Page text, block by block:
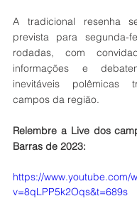
A tradicional resenha
prevista para segunda-
rodadas, com
informações e
inevitáveis polêmicas
campos da região.
Relembre a Live dos
Barras de 2023:
https://www.youtube.com/
v=8qLPP5k2Oqs&t=689s